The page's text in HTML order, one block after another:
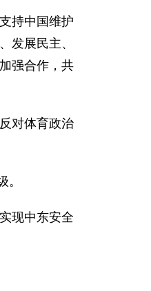
持中国维护
发展民主、
强合作，共
对体育政治
现中东安全